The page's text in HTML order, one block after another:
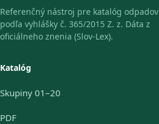
Referenčný nástroj pre katalóg odpadov
podľa vyhlášky č. 365/2015 Z. z. Dáta z
oficiálneho znenia (Slov-Lex).
Katalóg
Skupiny 01–20
PDF